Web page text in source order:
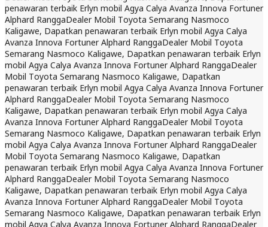
penawaran terbaik Erlyn mobil Agya Calya Avanza Innova Fortuner
Alphard RanggaDealer Mobil Toyota Semarang Nasmoco
Kaligawe, Dapatkan penawaran terbaik Erlyn mobil Agya Calya
Avanza Innova Fortuner Alphard RanggaDealer Mobil Toyota
Semarang Nasmoco Kaligawe, Dapatkan penawaran terbaik Erlyn
mobil Agya Calya Avanza Innova Fortuner Alphard RanggaDealer
Mobil Toyota Semarang Nasmoco Kaligawe, Dapatkan
penawaran terbaik Erlyn mobil Agya Calya Avanza Innova Fortuner
Alphard RanggaDealer Mobil Toyota Semarang Nasmoco
Kaligawe, Dapatkan penawaran terbaik Erlyn mobil Agya Calya
Avanza Innova Fortuner Alphard RanggaDealer Mobil Toyota
Semarang Nasmoco Kaligawe, Dapatkan penawaran terbaik Erlyn
mobil Agya Calya Avanza Innova Fortuner Alphard RanggaDealer
Mobil Toyota Semarang Nasmoco Kaligawe, Dapatkan
penawaran terbaik Erlyn mobil Agya Calya Avanza Innova Fortuner
Alphard RanggaDealer Mobil Toyota Semarang Nasmoco
Kaligawe, Dapatkan penawaran terbaik Erlyn mobil Agya Calya
Avanza Innova Fortuner Alphard RanggaDealer Mobil Toyota
Semarang Nasmoco Kaligawe, Dapatkan penawaran terbaik Erlyn
mobil Agya Calya Avanza Innova Fortuner Alphard RanggaDealer